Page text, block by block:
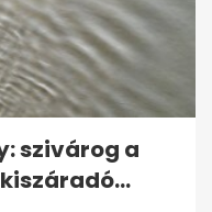
látják,
kell
hét...
szivárog a